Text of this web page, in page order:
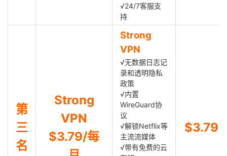
√24/7客服支
持
第
三
名
Strong
VPN
$3.79/每
Strong
VPN
√无数据日志记
录和透明隐私
政策
√内置
WireGuard协
议
√解锁Netflix等
主流流媒体
√带有免费的云
$3.79